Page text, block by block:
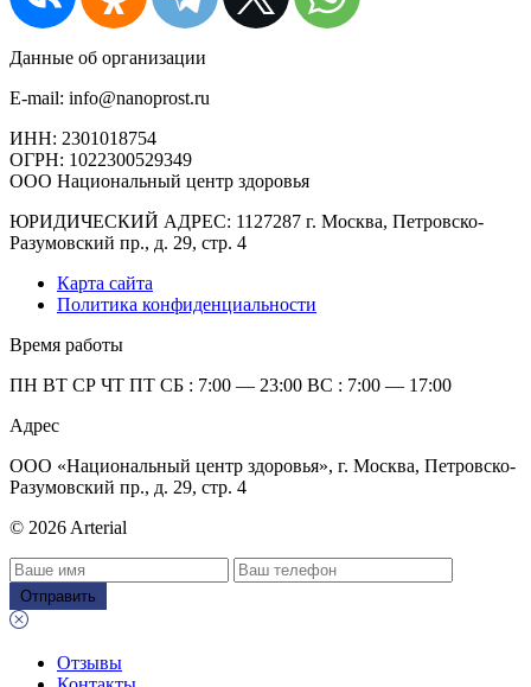
Данные об организации
E-mail: info@nanoprost.ru
ИНН: 2301018754
ОГРН: 1022300529349
ООО Национальный центр здоровья
ЮРИДИЧЕСКИЙ АДРЕС: 1127287 г. Москва, Петровско-
Разумовский пр., д. 29, стр. 4
Карта сайта
Политика конфиденциальности
Время работы
ПН ВТ СР ЧТ ПТ СБ : 7:00 — 23:00 ВС : 7:00 — 17:00
Адрес
ООО «Национальный центр здоровья», г. Москва, Петровско-
Разумовский пр., д. 29, стр. 4
© 2026 Arterial
Отправить
Отзывы